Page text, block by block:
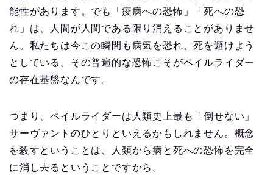
能性があります。でも「疫病への恐怖」「死への恐
れ」は、人間が人間である限り消えることがありませ
ん。私たちは今この瞬間も病気を恐れ、死を避けよう
としている。その普遍的な恐怖こそがペイルライダー
の存在基盤なんです。
つまり、ペイルライダーは人類史上最も「倒せない」
サーヴァントのひとりといえるかもしれません。概念
を殺すということは、人類から病と死への恐怖を完全
に消し去るということですから。